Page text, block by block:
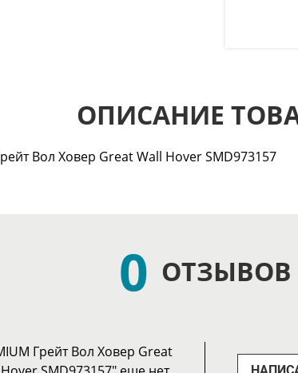
ОПИСАНИЕ
Вол Ховер Great Wall Hover SMD973157
0 ОТЗЫВОВ
Грейт Вол Ховер Great